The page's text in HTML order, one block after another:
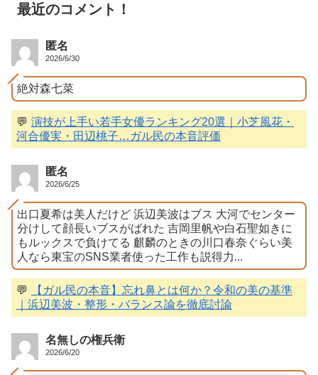
最近のコメント！
匿名
2026/6/30
絶対森七菜
💬 演技が上手い若手女優ランキング20選｜小芝風花・
河合優実・田辺桃子…ガル民の本音評価
匿名
2026/6/25
出口夏希は美人だけど 浜辺美波はブス 大河でセンター
分けして顔長いブスがばれた 吉岡里帆や白石聖如きに
もルックスで負けてる 麒麟のときの川口春奈ぐらい美
人なら東宝のSNS業者使った工作も説得力...
💬
【ガル民の本音】忘れ鼻とは何か？令和の美の基準
｜浜辺美波・整形・バランス論を徹底討論
名無しの権兵衛
2026/6/20